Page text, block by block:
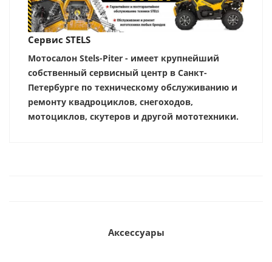
Сервис STELS
Мотосалон Stels-Piter - имеет крупнейший
собственный сервисный центр в Санкт-
Петербурге по техническому обслуживанию и
ремонту квадроциклов, снегоходов,
мотоциклов, скутеров и другой мототехники.
Аксессуары